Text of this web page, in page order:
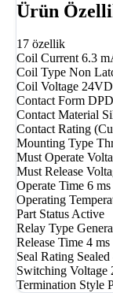
Ürün
17 özellik
Coil Current 6.3
Coil Type Non
Coil Voltage
Contact Form
Contact Material
Contact Rating
Mounting Type
Must Operate
Must Release
Operate Time 6 ms
Operating
Part StatusActive
Relay Type
Release Time 4 ms
Seal Rating
Switching Voltage
Termination Style